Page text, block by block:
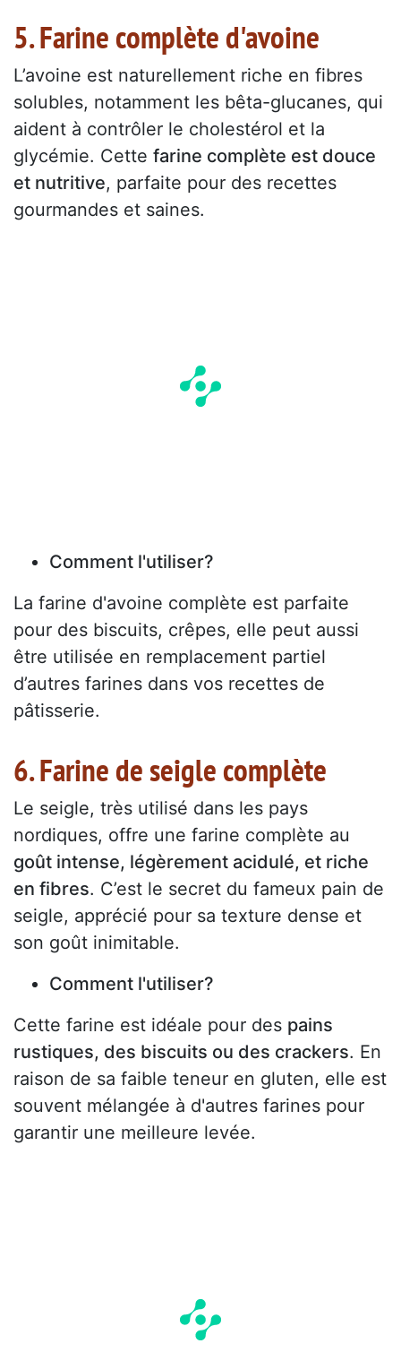
5. Farine complète d'avoine
L’avoine est naturellement riche en fibres
solubles, notamment les bêta-glucanes, qui
aident à contrôler le cholestérol et la
glycémie. Cette farine complète est douce
et nutritive, parfaite pour des recettes
gourmandes et saines.
Comment l'utiliser?
La farine d'avoine complète est parfaite
pour des biscuits, crêpes, elle peut aussi
être utilisée en remplacement partiel
d’autres farines dans vos recettes de
pâtisserie.
6. Farine de seigle complète
Le seigle, très utilisé dans les pays
nordiques, offre une farine complète au
goût intense, légèrement acidulé, et riche
en fibres. C’est le secret du fameux pain de
seigle, apprécié pour sa texture dense et
son goût inimitable.
Comment l'utiliser?
Cette farine est idéale pour des pains
rustiques, des biscuits ou des crackers. En
raison de sa faible teneur en gluten, elle est
souvent mélangée à d'autres farines pour
garantir une meilleure levée.